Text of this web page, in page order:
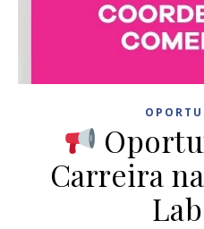
Carreira